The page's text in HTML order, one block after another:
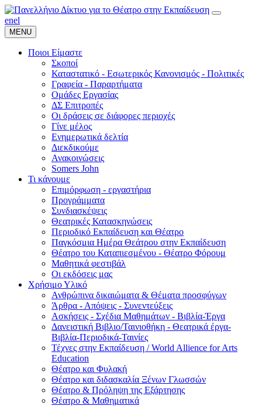
enel
MENU
Ποιοι Είμαστε
Σκοποί
Καταστατικό - Εσωτερικός Κανονισμός - Πολιτικές
Γραφεία - Παραρτήματα
Ομάδες Εργασίας
ΔΣ Επιτροπές
Οι δράσεις σε διάφορες περιοχές
Γίνε μέλος
Ενημερωτικά δελτία
Διεκδικούμε
Ανακοινώσεις
Somers John
Τι κάνουμε
Επιμόρφωση - εργαστήρια
Προγράμματα
Συνδιασκέψεις
Θεατρικές Κατασκηνώσεις
Περιοδικό Εκπαίδευση και Θέατρο
Παγκόσμια Ημέρα Θεάτρου στην Εκπαίδευση
Θέατρο του Καταπιεσμένου - Θέατρο Φόρουμ
Μαθητικά φεστιβάλ
Οι εκδόσεις μας
Χρήσιμο Υλικό
Ανθρώπινα δικαιώματα & Θέματα προσφύγων
Άρθρα - Απόψεις - Συνεντεύξεις
Ασκήσεις - Σχέδια Μαθημάτων - Βιβλία-Έργα
Δανειστική Βιβλιο/Ταινιοθήκη - Θεατρικά έργα-
Βιβλία-Περιοδικά-Ταινίες
Τέχνες στην Εκπαίδευση / World Allience for Arts
Education
Θέατρο και Φυλακή
Θέατρο και διδασκαλία Ξένων Γλωσσών
Θέατρο & Πρόληψη της Εξάρτησης
Θέατρο & Μαθηματικά